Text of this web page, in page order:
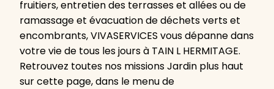
fruitiers, entretien des terrasses et allées ou de
ramassage et évacuation de déchets verts et
encombrants, VIVASERVICES vous dépanne dans
votre vie de tous les jours à TAIN L HERMITAGE.
Retrouvez toutes nos missions Jardin plus haut
sur cette page, dans le menu de